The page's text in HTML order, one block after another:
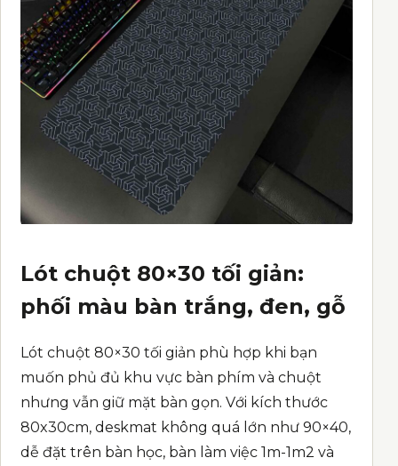
Lót chuột 80×30 tối giản:
phối màu bàn trắng, đen, gỗ
Lót chuột 80×30 tối giản phù hợp khi bạn
muốn phủ đủ khu vực bàn phím và chuột
nhưng vẫn giữ mặt bàn gọn. Với kích thước
80x30cm, deskmat không quá lớn như 90×40,
dễ đặt trên bàn học, bàn làm việc 1m-1m2 và